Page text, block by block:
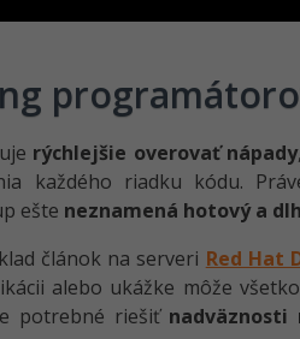
rýchlejšie overovať nápady,
každého riadku kódu.
ešte neznamená hotový a
článok na serveri Red Hat
alebo ukážke môže
potrebné riešiť